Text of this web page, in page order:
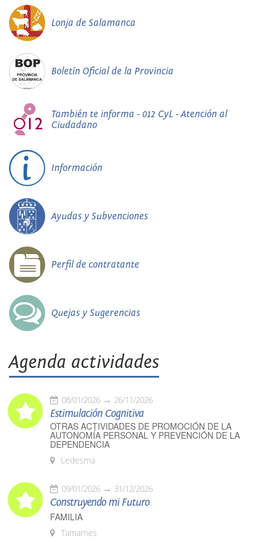
Lonja de Salamanca
Boletín Oficial de la Provincia
También te informa - 012 CyL - Atención al
Ciudadano
Información
Ayudas y Subvenciones
Perfil de contratante
Quejas y Sugerencias
Agenda actividades
08/01/2026 26/11/2026
Estimulación Cognitiva
OTRAS ACTIVIDADES DE PROMOCIÓN DE LA
AUTONOMÍA PERSONAL Y PREVENCIÓN DE LA
DEPENDENCIA
Ledesma
09/01/2026 31/12/2026
Construyendo mi Futuro
FAMILIA
Tamames